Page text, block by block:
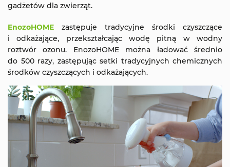
gadżetów dla zwierząt.
EnozoHOME
zastępuje tradycyjne środki czyszczące
i odkażające, przekształcając wodę pitną w wodny
roztwór ozonu. EnozoHOME można ładować średnio
do 500 razy, zastępując setki tradycyjnych chemicznych
środków czyszczących i odkażających.